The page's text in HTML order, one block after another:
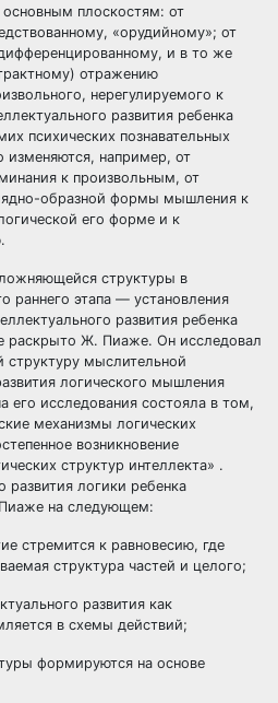
плоскостям: от
«орудийному»; от
и в то же
отражению
нерегулируемого к
развития ребенка
психических познавательных
изменяются, например, от
к произвольным, от
образной формы мышления к
его форме и к
структуры в
раннего этапа — установления
развития ребенка
Ж. Пиаже. Он исследовал
структуру мыслительной
логического мышления
его исследования состояла в том,
механизмы логических
возникновение
структур интеллекта» .
развития логики ребенка
на следующем:
стремится к равновесию, где
структура частей и целого;
развития как
в схемы действий;
формируются на основе